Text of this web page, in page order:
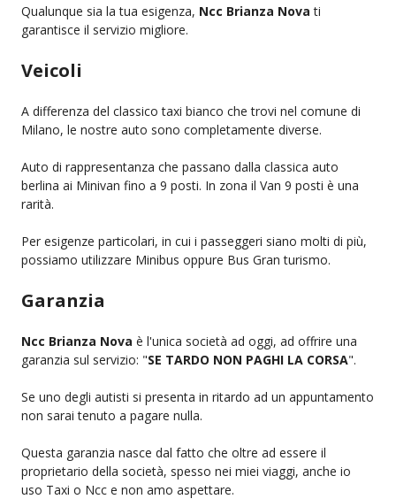
Qualunque sia la tua esigenza, Ncc Brianza Nova ti
garantisce il servizio migliore.
Veicoli
A differenza del classico taxi bianco che trovi nel comune di
Milano, le nostre auto sono completamente diverse.
Auto di rappresentanza che passano dalla classica auto
berlina ai Minivan fino a 9 posti. In zona il Van 9 posti è una
rarità.
Per esigenze particolari, in cui i passeggeri siano molti di più,
possiamo utilizzare Minibus oppure Bus Gran turismo.
Garanzia
Ncc Brianza Nova è l'unica società ad oggi, ad offrire una
garanzia sul servizio: "SE TARDO NON PAGHI LA CORSA".
Se uno degli autisti si presenta in ritardo ad un appuntamento
non sarai tenuto a pagare nulla.
Questa garanzia nasce dal fatto che oltre ad essere il
proprietario della società, spesso nei miei viaggi, anche io
uso Taxi o Ncc e non amo aspettare.